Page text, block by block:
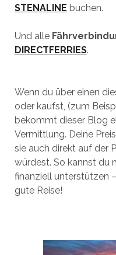
STENALINE buchen.
Und alle
DIRECTFERRIES.
Wenn du über einen
oder kaufst, (zum
bekommt dieser Blog
Vermittlung. Deine
sie auch direkt auf der
würdest. So kannst du
finanziell unterstützen
gute Reise!